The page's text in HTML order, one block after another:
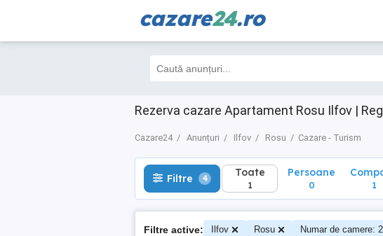
cazare24.ro
Rezerva cazare Apartament Rosu Ilfov |
Cazare24 Anunțuri Ilfov Rosu Cazare - Turism
Filtre 4 Toate
1
Filtre 4 Toate
1
Persoane
0 1
Filtre active: Ilfov Rosu Numar de camere: 2